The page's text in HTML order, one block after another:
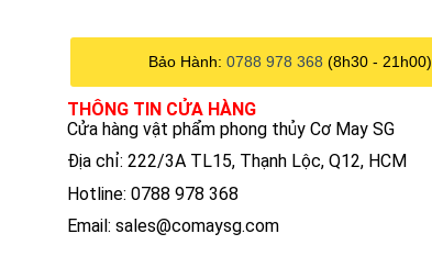
Bảo Hành:0788 978 368 (8h30 - 21h00)
THÔNG TIN CỬA HÀNG
Cửa hàng vật phẩm phong thủy Cơ May SG
Địa chỉ: 222/3A TL15, Thạnh Lộc, Q12, HCM
Hotline: 0788 978 368
Email: sales@comaysg.com